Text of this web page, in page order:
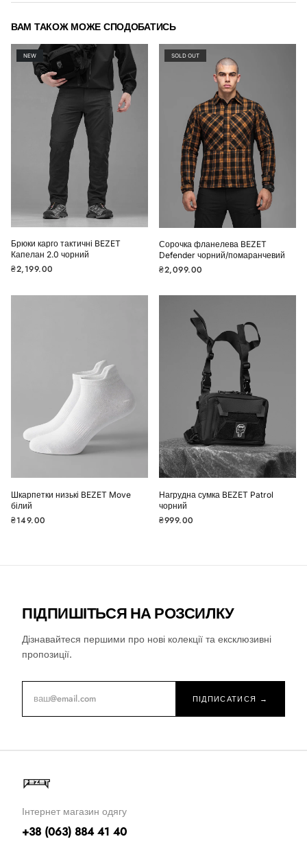
1 день
ВІДПРАВКА
1–3
ДНІ ДОСТАВКИ
100%
Безкоштовна доставка від 2000 грн
ТТН надсилається автоматично після відправки
Вартість доставки розраховується при оформленні
ВАМ ТАКОЖ МОЖЕ СПОДОБАТИСЬ
NEW
Брюки карго тактичні BEZET
Капелан 2.0 чорний
Звичайна
₴2,199.00
SOLD OUT
Сорочка фланелева BEZET
Defender чорний/помаранчевий
Звичайна
₴2,099.00
Шкарпетки низькі BEZET Move
білий
Звичайна
₴149.00
Нагрудна сумка BEZET Patrol
чорний
Звичайна
₴999.00
ПІДПИШІТЬСЯ НА РОЗСИЛКУ
Дізнавайтеся першими про нові колекції та ексклюзивні
пропозиції.
ПІДПИСАТИСЯ →
Інтернет магазин одягу
+38 (063) 884 41 40